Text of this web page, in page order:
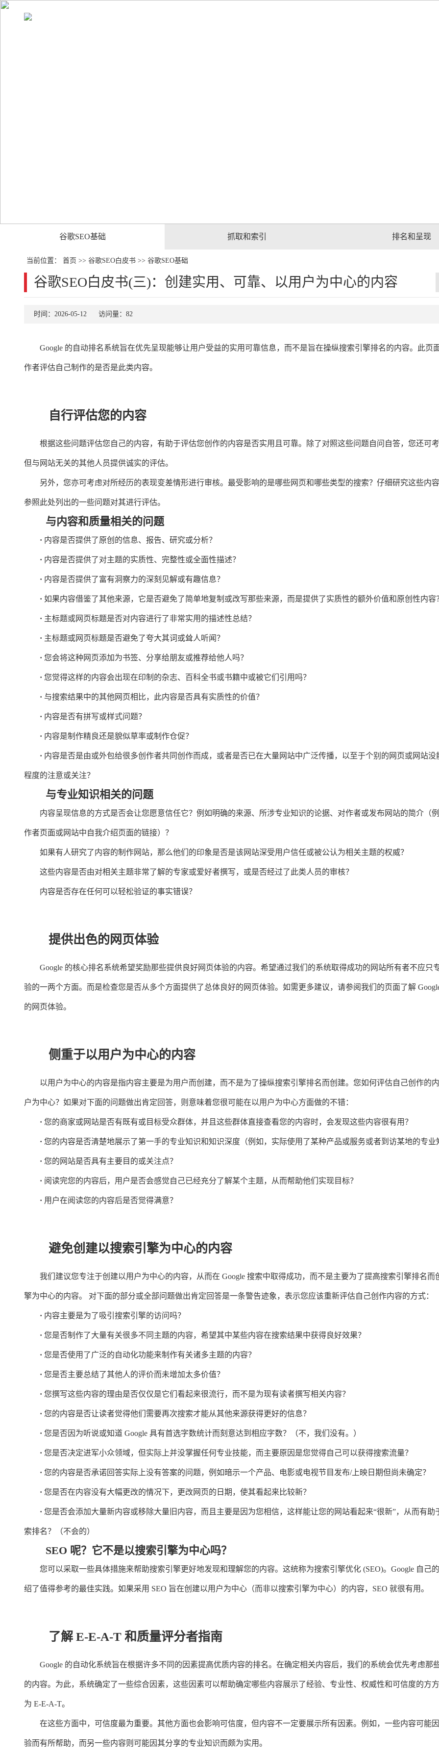
谷歌SEO基础 抓取和索引 排名和呈现
当前位置： 首页 >> 谷歌SEO白皮书>> 谷歌SEO基础
谷歌SEO白皮书(三)：创建实用、可靠、以用户为中心的内容
时间：2026-05-12 访问量：82
Google 的自动排名系统旨在优先呈现能够让用户受益的实用可靠信息，而不是旨在操纵搜索引擎排名的内容。此页
作者评估自己制作的是否是此类内容。
自行评估您的内容
根据这些问题评估您自己的内容，有助于评估您创作的内容是否实用且可靠。除了对照这些问题自问自答，您还可
但与网站无关的其他人员提供诚实的评估。
另外，您亦可考虑对所经历的表现变差情形进行审核。最受影响的是哪些网页和哪些类型的搜索？仔细研究这些内
参照此处列出的一些问题对其进行评估。
与内容和质量相关的问题
· 内容是否提供了原创的信息、报告、研究或分析？
· 内容是否提供了对主题的实质性、完整性或全面性描述？
· 内容是否提供了富有洞察力的深刻见解或有趣信息？
· 如果内容借鉴了其他来源，它是否避免了简单地复制或改写那些来源，而是提供了实质性的额外价值和原创性内容
· 主标题或网页标题是否对内容进行了非常实用的描述性总结？
· 主标题或网页标题是否避免了夸大其词或耸人听闻？
· 您会将这种网页添加为书签、分享给朋友或推荐给他人吗？
· 您觉得这样的内容会出现在印制的杂志、百科全书或书籍中或被它们引用吗？
· 与搜索结果中的其他网页相比，此内容是否具有实质性的价值？
· 内容是否有拼写或样式问题？
· 内容是制作精良还是貌似草率或制作仓促？
· 内容是否是由或外包给很多创作者共同创作而成，或者是否已在大量网站中广泛传播，以至于个别的网页或网站没
程度的注意或关注？
与专业知识相关的问题
内容呈现信息的方式是否会让您愿意信任它？例如明确的来源、所涉专业知识的论据、对作者或发布网站的简介（
作者页面或网站中自我介绍页面的链接）？
如果有人研究了内容的制作网站，那么他们的印象是否是该网站深受用户信任或被公认为相关主题的权威？
这些内容是否由对相关主题非常了解的专家或爱好者撰写，或是否经过了此类人员的审核？
内容是否存在任何可以轻松验证的事实错误？
提供出色的网页体验
Google 的核心排名系统希望奖励那些提供良好网页体验的内容。希望通过我们的系统取得成功的网站所有者不应只
验的一两个方面。而是检查您是否从多个方面提供了总体良好的网页体验。如需更多建议，请参阅我们的页面了解
的网页体验。
侧重于以用户为中心的内容
以用户为中心的内容是指内容主要是为用户而创建，而不是为了操纵搜索引擎排名而创建。您如何评估自己创作的
户为中心？如果对下面的问题做出肯定回答，则意味着您很可能在以用户为中心方面做的不错：
· 您的商家或网站是否有既有或目标受众群体，并且这些群体直接查看您的内容时，会发现这些内容很有用？
· 您的内容是否清楚地展示了第一手的专业知识和知识深度（例如，实际使用了某种产品或服务或者到访某地的专业
· 您的网站是否具有主要目的或关注点？
· 阅读完您的内容后，用户是否会感觉自己已经充分了解某个主题，从而帮助他们实现目标？
· 用户在阅读您的内容后是否觉得满意？
避免创建以搜索引擎为中心的内容
我们建议您专注于创建以用户为中心的内容，从而在 Google 搜索中取得成功，而不是主要为了提高搜索引擎排名而
擎为中心的内容。 对下面的部分或全部问题做出肯定回答是一条警告迹象，表示您应该重新评估自己创作内容的方式：
· 内容主要是为了吸引搜索引擎的访问吗？
· 您是否制作了大量有关很多不同主题的内容，希望其中某些内容在搜索结果中获得良好效果？
· 您是否使用了广泛的自动化功能来制作有关诸多主题的内容？
· 您是否主要总结了其他人的评价而未增加太多价值？
· 您撰写这些内容的理由是否仅仅是它们看起来很流行，而不是为现有读者撰写相关内容？
· 您的内容是否让读者觉得他们需要再次搜索才能从其他来源获得更好的信息？
· 您是否因为听说或知道 Google 具有首选字数统计而刻意达到相应字数？（不，我们没有。）
· 您是否决定进军小众领域，但实际上并没掌握任何专业技能，而主要原因是您觉得自己可以获得搜索流量？
· 您的内容是否承诺回答实际上没有答案的问题，例如暗示一个产品、电影或电视节目发布/上映日期但尚未确定？
· 您是否在内容没有大幅更改的情况下，更改网页的日期，使其看起来比较新？
· 您是否会添加大量新内容或移除大量旧内容，而且主要是因为您相信，这样能让您的网站看起来“很新”，从而有助
索排名？（不会的）
SEO 呢？它不是以搜索引擎为中心吗？
您可以采取一些具体措施来帮助搜索引擎更好地发现和理解您的内容。这统称为搜索引擎优化 (SEO)。Google 自己
绍了值得参考的最佳实践。如果采用 SEO 旨在创建以用户为中心（而非以搜索引擎为中心）的内容，SEO 就很有用。
了解 E-E-A-T 和质量评分者指南
Google 的自动化系统旨在根据许多不同的因素提高优质内容的排名。在确定相关内容后，我们的系统会优先考虑那
的内容。为此，系统确定了一些综合因素，这些因素可以帮助确定哪些内容展示了经验、专业性、权威性和可信度的方
为 E-E-A-T。
在这些方面中，可信度最为重要。其他方面也会影响可信度，但内容不一定要展示所有因素。例如，一些内容可能
验而有所帮助，而另一些内容则可能因其分享的专业知识而颇为实用。